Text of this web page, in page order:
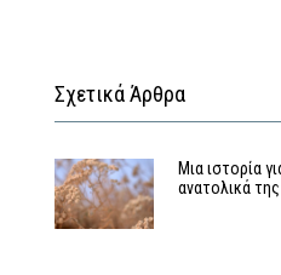
Σχετικά Άρθρα
Μια ιστορία
ανατολικά